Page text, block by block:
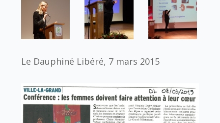
Le Dauphiné Libéré, 7 mars 2015